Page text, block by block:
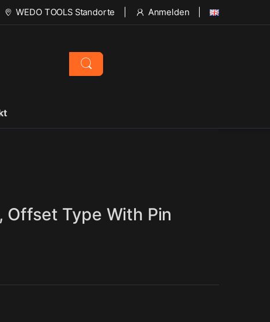
WEDO TOOLS Standorte Anmelden
Type With Pin